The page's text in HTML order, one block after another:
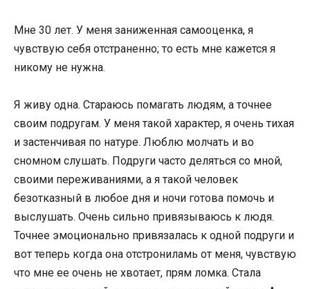
Мне 30 лет. У меня заниженная самооценка, я
чувствую себя отстраненно; то есть мне кажется я
никому не нужна.
Я живу одна. Стараюсь помагать людям, а точнее
своим подругам. У меня такой характер, я очень тихая
и застенчивая по натуре. Люблю молчать и во
сномном слушать. Подруги часто деляться со мной,
своими переживаниями, а я такой человек
безотказный в любое дня и ночи готова помочь и
выслушать. Очень сильно привязываюсь к людя.
Точнее эмоционально привязалась к одной подруги и
вот теперь когда она отстрониламь от меня, чувствую
что мне ее очень не хвотает, прям ломка. Стала